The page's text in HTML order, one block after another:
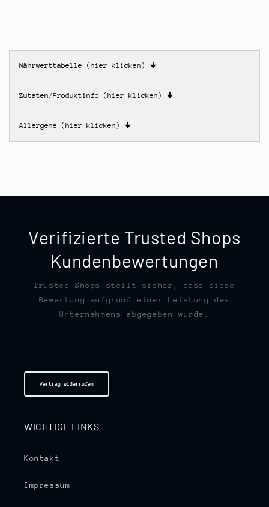
Nährwerttabelle (hier klicken) 🠋
Zutaten/Produktinfo (hier klicken) 🠋
Allergene (hier klicken) 🠋
Verifizierte Trusted Shops
Kundenbewertungen
Trusted Shops stellt sicher, dass diese
Bewertung aufgrund einer Leistung des
Unternehmens abgegeben wurde.
Vertrag widerrufen
WICHTIGE LINKS
Kontakt
Impressum